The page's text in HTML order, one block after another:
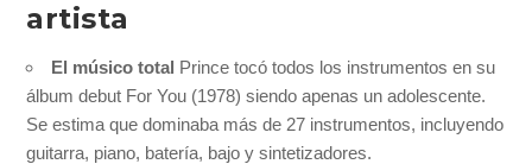
artista
El músico total Prince tocó todos los instrumentos en su
álbum debut For You (1978) siendo apenas un adolescente.
Se estima que dominaba más de 27 instrumentos, incluyendo
guitarra, piano, batería, bajo y sintetizadores.